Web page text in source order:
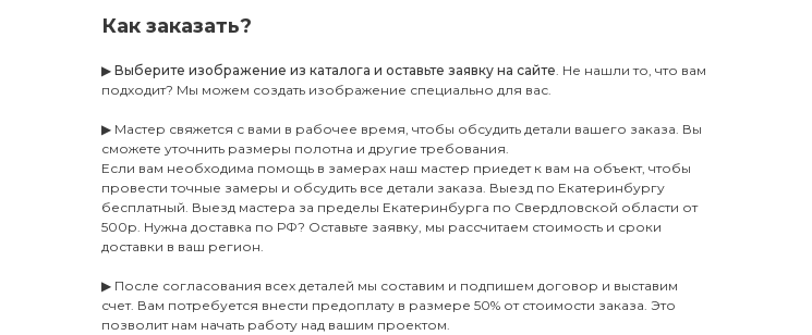
Как заказать?
▶ Выберите изображение из каталога и оставьте заявку на сайте. Не нашли то, что вам
подходит? Мы можем создать изображение специально для вас.
▶ Мастер свяжется с вами в рабочее время, чтобы обсудить детали вашего заказа. Вы
сможете уточнить размеры полотна и другие требования.
Если вам необходима помощь в замерах наш мастер приедет к вам на объект, чтобы
провести точные замеры и обсудить все детали заказа. Выезд по Екатеринбургу
бесплатный. Выезд мастера за пределы Екатеринбурга по Свердловской области от
500р. Нужна доставка по РФ? Оставьте заявку, мы рассчитаем стоимость и сроки
доставки в ваш регион.
▶ После согласования всех деталей мы составим и подпишем договор и выставим
счет. Вам потребуется внести предоплату в размере 50% от стоимости заказа. Это
позволит нам начать работу над вашим проектом.